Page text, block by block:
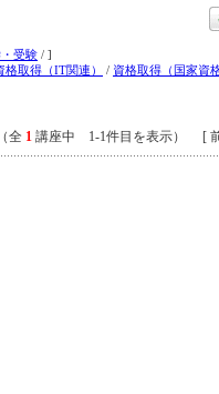
受験 / ]
格取得（IT関連） / 資格取得（国家資
（全 1 講座中 1-1件目を表示） [ 前